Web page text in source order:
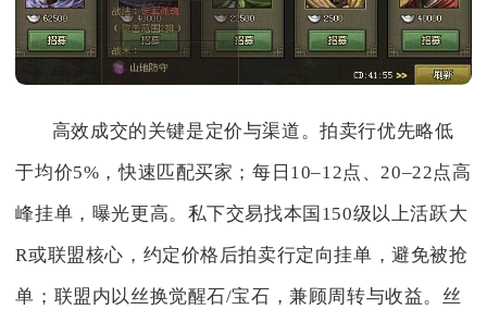
高效成交的关键是定价与渠道。拍卖行优先略低
于均价5%，快速匹配买家；每日10–12点、20–22点高
峰挂单，曝光更高。私下交易找本国150级以上活跃大
R或联盟核心，约定价格后拍卖行定向挂单，避免被抢
单；联盟内以丝换觉醒石/宝石，兼顾周转与收益。丝